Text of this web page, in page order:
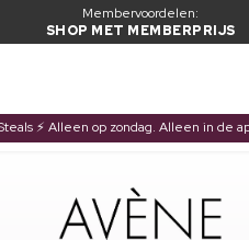
Membervoordelen:
SHOP MET MEMBERPRIJS
⚡ Alleen op zondag. Alleen in de